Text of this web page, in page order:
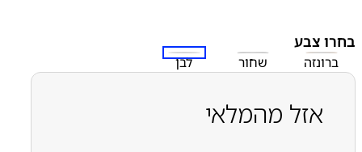
בחרו צבע
ברונזה שחור לבן
אזל מהמלאי